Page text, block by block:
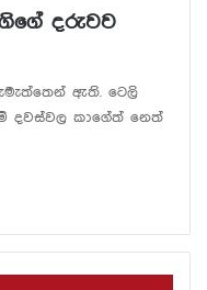
දරුවව
ඇති. ටෙලි
දවස්වල කාගේත් නෙත්